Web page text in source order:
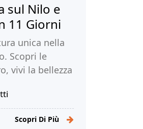
sul Nilo e
11 Giorni
unica nella
Scopri le
vivi la bellezza
ricca
Scopri Di Più